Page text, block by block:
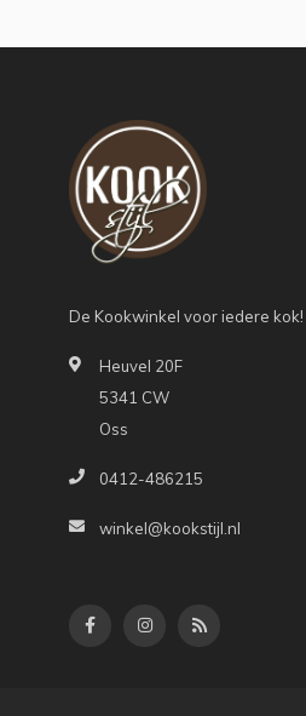
De Kookwinkel voor iedere kok!
Heuvel 20F
5341 CW
Oss
0412-486215
winkel@kookstijl.nl